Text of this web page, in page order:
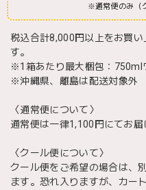
※通常便のみ（
税込合計8,000円以上をお買
す。
※1箱あたり最大梱包：750ml
※沖縄県、離島は配送対象外
〈通常便について〉
通常便は一律1,100円にてお届
〈クール便について〉
クール便をご希望の場合は、
ます。恐れ入りますが、カー